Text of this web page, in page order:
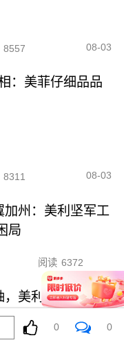
8557 08-03
：美菲仔细品品
8311 08-03
加州：美利坚军工
局
阅读 6372
，美利坚是真想
？
0 0